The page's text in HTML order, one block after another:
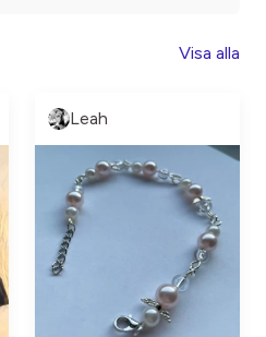
Visa alla
Leah